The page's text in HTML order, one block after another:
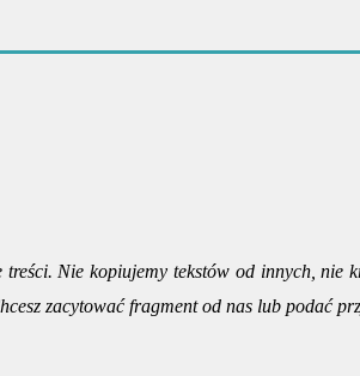
Nie kopiujemy tekstów od innych,
zacytować fragment od nas lub podać